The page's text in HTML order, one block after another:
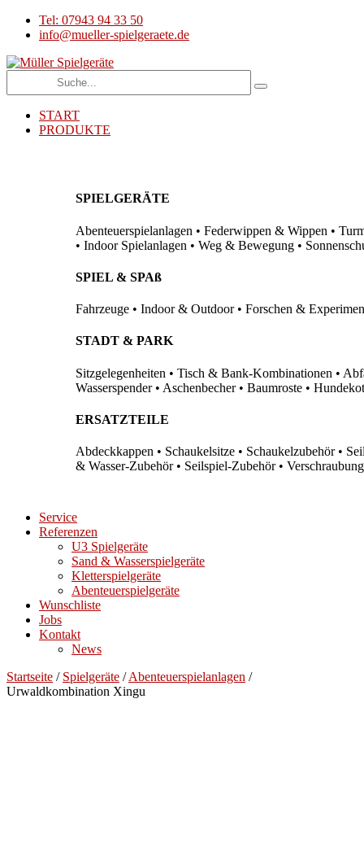
Tel: 07943 94 33 50
info@mueller-spielgeraete.de
START
PRODUKTE
SPIELGERÄTE
Abenteuerspielanlagen • Federwippen & Wippen •
• Indoor Spielanlagen • Weg & Bewegung •
SPIEL & SPAß
Fahrzeuge • Indoor & Outdoor • Forschen &
STADT & PARK
Sitzgelegenheiten • Tisch & Bank-Kombinationen •
Wasserspender • Aschenbecher • Baumroste •
ERSATZTEILE
Abdeckkappen • Schaukelsitze • Schaukelzubehör •
& Wasser-Zubehör • Seilspiel-Zubehör •
Service
Referenzen
U3 Spielgeräte
Sand & Wasserspielgeräte
Kletterspielgeräte
Abenteuerspielgeräte
Wunschliste
Jobs
Kontakt
News
Startseite / Spielgeräte /Abenteuerspielanlagen /
Urwaldkombination Xingu